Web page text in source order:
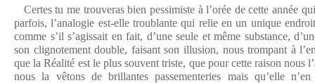
Certes tu me trouveras bien pessimiste à l’orée de cette année
parfois, l’analogie est-elle troublante qui relie en un unique
comme s’il s’agissait en fait, d’une seule et même substance,
son clignotement double, faisant son illusion, nous trompant à
que la Réalité est le plus souvent triste, que pour cette raison nous
nous la vêtons de brillantes passementeries mais qu’elle